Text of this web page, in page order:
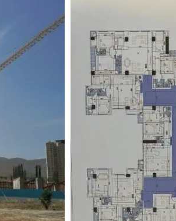
املاک چیتگر
برج های کوهک
پروژه الماس بهداری
پروژه نارنجستان 5
پروژه شمیم رحمت 3 نخل
پروژه ساحل 3
پروژه مروارید بهارستان
پروژه رادین
پروژه فرزانگان همت
پروژه بهاران
پروژه سفیر s2
سازی
سازی
ساختمان سازی
و گرمایش در ساختمان سازی